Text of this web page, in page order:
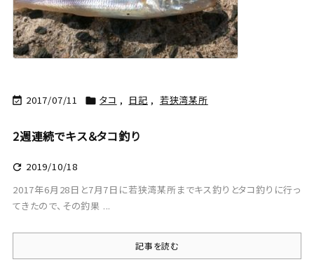
 2017/07/11  タコ , 日記 , 若狭湾某所
2週連続でキス＆タコ釣り
 2019/10/18
2017年6月28日と7月7日に若狭湾某所までキス釣りとタコ釣りに行っ
てきたので、その釣果 ...
記事を読む